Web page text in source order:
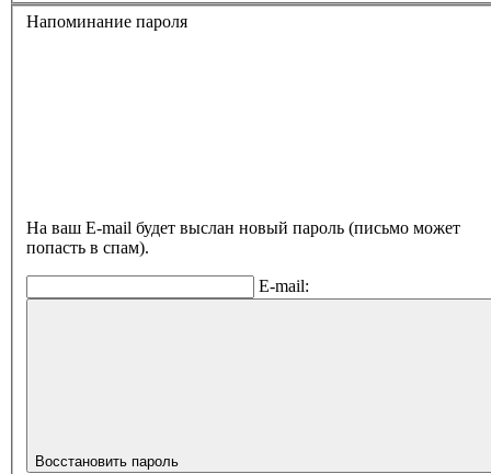
Напоминание пароля
На ваш E-mail будет выслан новый пароль (письмо может
попасть в спам).
E-mail:
Восстановить пароль